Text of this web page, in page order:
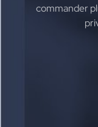
commander